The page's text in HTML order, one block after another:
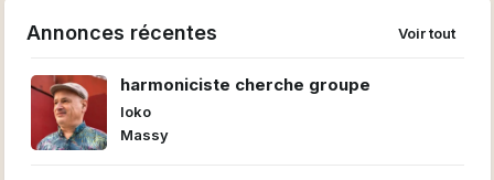
Annonces récentes Voir tout
harmoniciste cherche groupe
loko
Massy